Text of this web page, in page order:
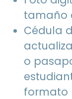
tamaño
Cédula
o
formato